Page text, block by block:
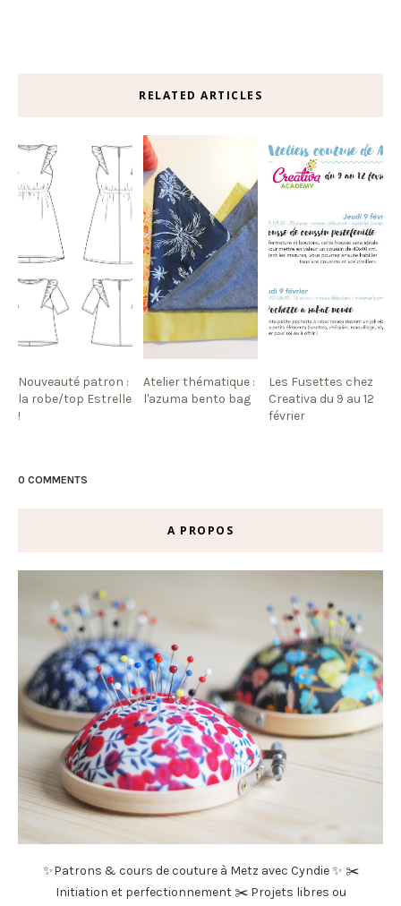
RELATED ARTICLES
Nouveauté patron :
la robe/top Estrelle
!
Atelier thématique :
l'azuma bento bag
Les Fusettes chez
Creativa du 9 au 12
février
0 COMMENTS
A PROPOS
✨Patrons & cours de couture à Metz avec Cyndie ✨ ✂️
Initiation et perfectionnement ✂️ Projets libres ou